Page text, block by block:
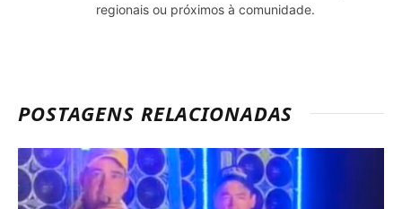
regionais ou próximos à comunidade.
POSTAGENS RELACIONADAS